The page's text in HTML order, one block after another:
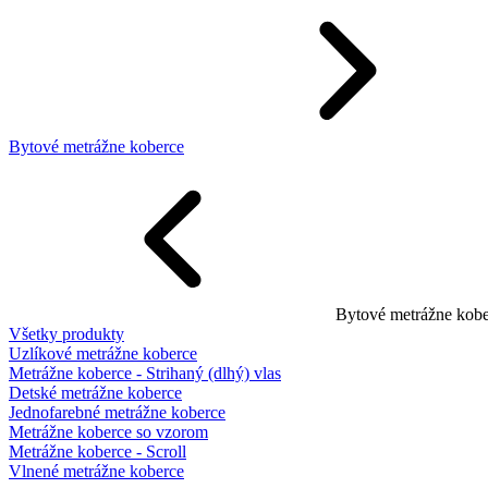
Bytové metrážne koberce
Bytové metrážne
Všetky produkty
Uzlíkové metrážne koberce
Metrážne koberce - Strihaný (dlhý) vlas
Detské metrážne koberce
Jednofarebné metrážne koberce
Metrážne koberce so vzorom
Metrážne koberce - Scroll
Vlnené metrážne koberce